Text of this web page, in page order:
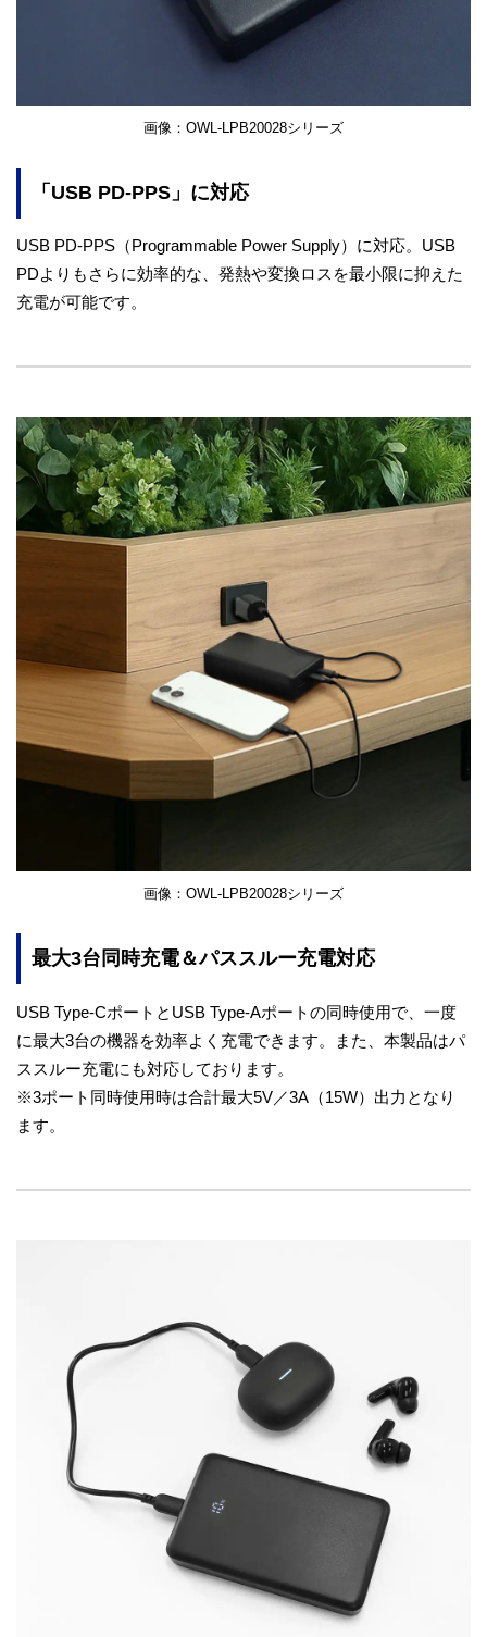
画像：OWL-LPB20028シリーズ
「USB PD-PPS」に対応
USB PD-PPS（Programmable Power Supply）に対応。USB
PDよりもさらに効率的な、発熱や変換ロスを最小限に抑えた
充電が可能です。
画像：OWL-LPB20028シリーズ
最大3台同時充電＆パススルー充電対応
USB Type-CポートとUSB Type-Aポートの同時使用で、一度
に最大3台の機器を効率よく充電できます。また、本製品はパ
ススルー充電にも対応しております。
※3ポート同時使用時は合計最大5V／3A（15W）出力となり
ます。